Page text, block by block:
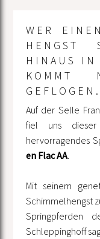
WER
HENGST
HINAUS IN
KOMMT
GEFLOGEN.
Auf der Selle
fiel uns dieser
hervorragendes
en Flac AA.
Mit seinem
Schimmelhengst
Springpferden
Schleppinghoff